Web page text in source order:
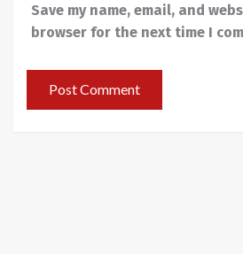
Save my name, email, and
browser for the next time I